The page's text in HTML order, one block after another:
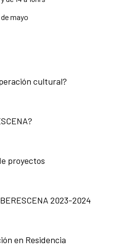
mayo
cultural?
proyectos
2023-2024
en Residencia